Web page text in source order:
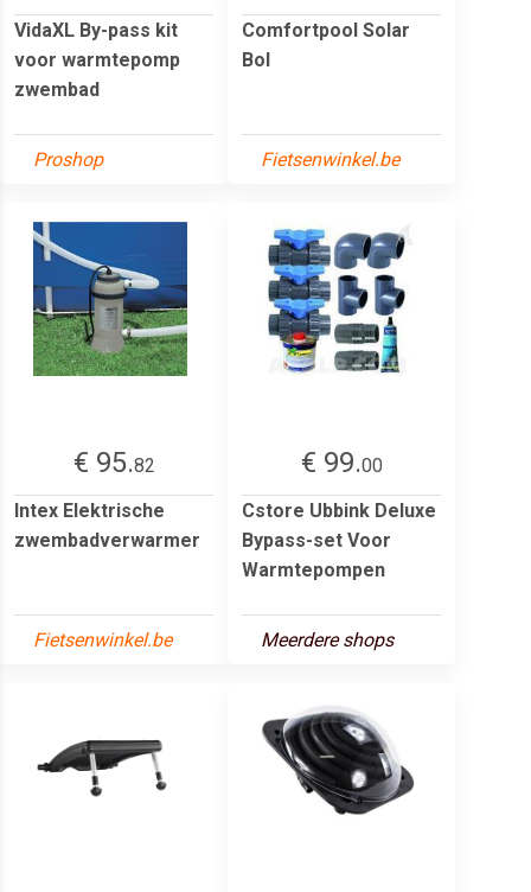
VidaXL By-pass kit
voor warmtepomp
zwembad
Proshop
Comfortpool Solar
Bol
Fietsenwinkel.be
€ 95.82
Intex Elektrische
zwembadverwarmer
Fietsenwinkel.be
€ 99.00
Cstore Ubbink Deluxe
Bypass-set Voor
Warmtepompen
Meerdere shops